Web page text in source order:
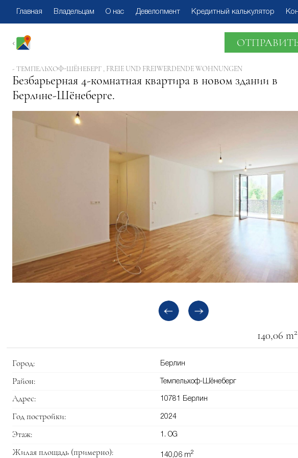
Главная Владельцам О нас Девелопмент Кредитный калькулятор
- ТЕМПЕЛЬХОФ-ШЁНЕБЕРГ , FREIE UND FREIWERDENDE WOHNUNGEN
Безбарьерная 4-комнатная квартира в новом здании в
Берлине-Шёнеберге.
140,06 m2
Город: Берлин
Район: Темпельхоф-Шёнеберг
Адрес: 10781 Берлин
Год постройки: 2024
Этаж: 1. OG
Жилая площадь (примерно): 140,06 m2